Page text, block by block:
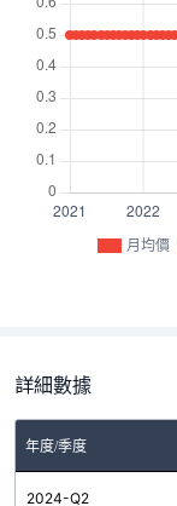
月均價
詳細數據
年度/季度
2024-Q2